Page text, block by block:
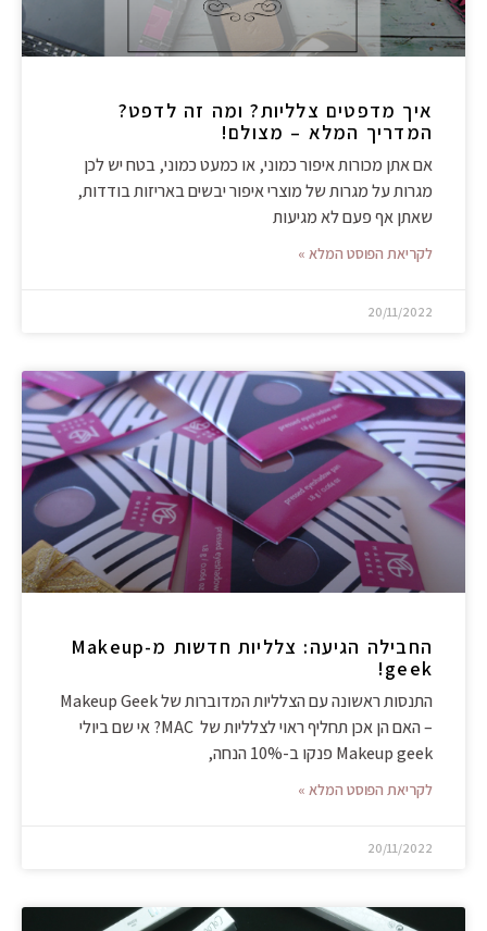
איך מדפטים צלליות? ומה זה לדפט?
המדריך המלא – מצולם!
אם אתן מכורות איפור כמוני, או כמעט כמוני, בטח יש לכן
מגרות על מגרות של מוצרי איפור יבשים באריזות בודדות,
שאתן אף פעם לא מגיעות
לקריאת הפוסט המלא »
20/11/2022
החבילה הגיעה: צלליות חדשות מ-Makeup
geek!
התנסות ראשונה עם הצלליות המדוברות של Makeup Geek
– האם הן אכן תחליף ראוי לצלליות של MAC? אי שם ביולי
Makeup geek פנקו ב-10% הנחה,
לקריאת הפוסט המלא »
20/11/2022